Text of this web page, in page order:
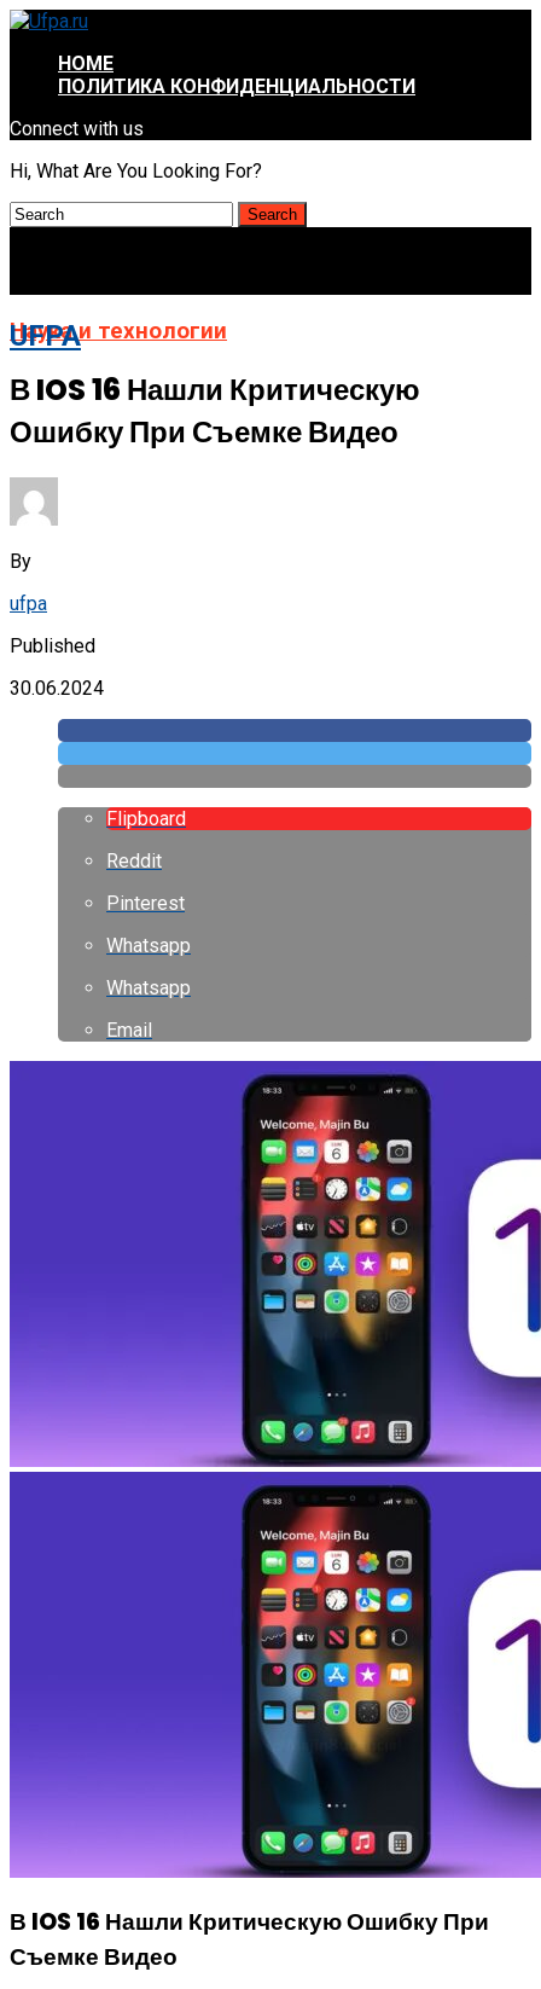
HOME
ПОЛИТИКА КОНФИДЕНЦИАЛЬНОСТИ
Connect with us
Hi, What Are You Looking For?
UFPA
Наука и технологии
В IOS 16 Нашли Критическую
Ошибку При Съемке Видео
By
ufpa
Published
30.06.2024
Flipboard
Reddit
Pinterest
Whatsapp
Whatsapp
Email
В IOS 16 Нашли Критическую Ошибку При
Съемке Видео